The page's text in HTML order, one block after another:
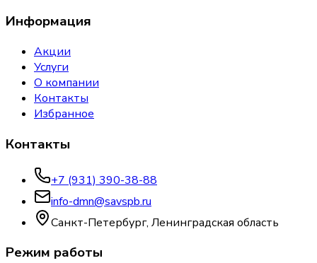
Информация
Акции
Услуги
О компании
Контакты
Избранное
Контакты
+7 (931) 390-38-88
info-dmn@savspb.ru
Санкт-Петербург, Ленинградская область
Режим работы